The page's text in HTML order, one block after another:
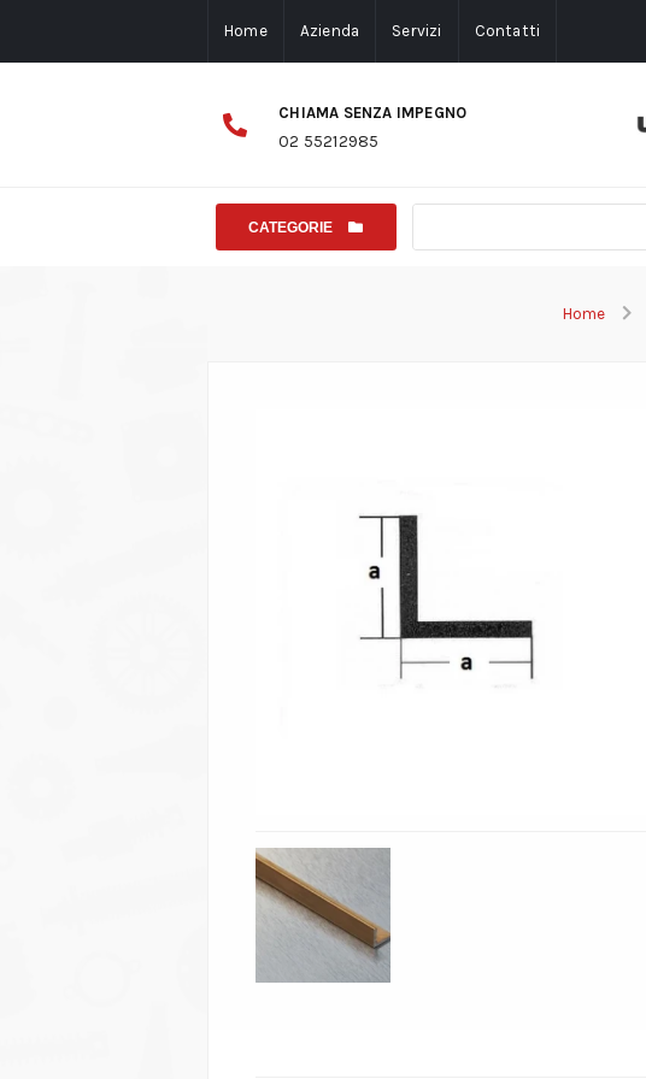
Home Azienda Servizi Contatti
CHIAMA SENZA IMPEGNO
02 55212985
CATEGORIE
Home